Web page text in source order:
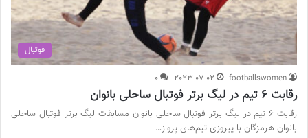
فوتبال
footballswomen
2023-07-02
0
رقابت ۶ تیم در لیگ برتر فوتبال ساحلی بانوان
رقابت ۶ تیم در لیگ برتر فوتبال ساحلی بانوان مسابقات لیگ برتر فوتبال ساحلی
بانوان هرمزگان با پیروزی تیم‌های پرواز…